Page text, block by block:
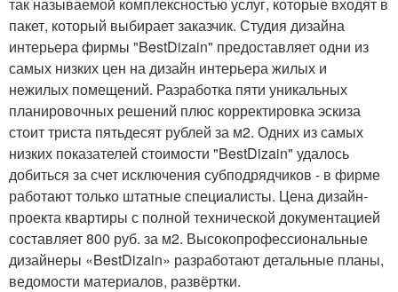
пакет, который выбирает заказчик. Студия дизайна
интерьера фирмы "BestDizain" предоставляет одни из
самых низких цен на дизайн интерьера жилых и
нежилых помещений. Разработка пяти уникальных
планировочных решений плюс корректировка эскиза
стоит триста пятьдесят рублей за м2. Одних из самых
низких показателей стоимости "BestDizain" удалось
добиться за счет исключения субподрядчиков - в фирме
работают только штатные специалисты. Цена дизайн-
проекта квартиры с полной технической документацией
составляет 800 руб. за м2. Высокопрофессиональные
дизайнеры «BestDizain» разработают детальные планы,
ведомости материалов, развёртки.